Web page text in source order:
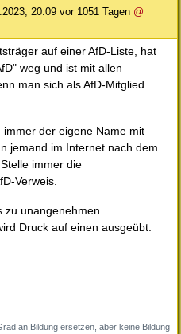
20:09 vor 1051 Tagen @
auf einer AfD-Liste, hat
weg und ist mit allen
man sich als AfD-Mitglied
der eigene Name mit
jemand im Internet nach dem
immer die
Verweis.
zu unangenehmen
Druck auf einen ausgeübt.
an Bildung ersetzen, aber keine Bildung